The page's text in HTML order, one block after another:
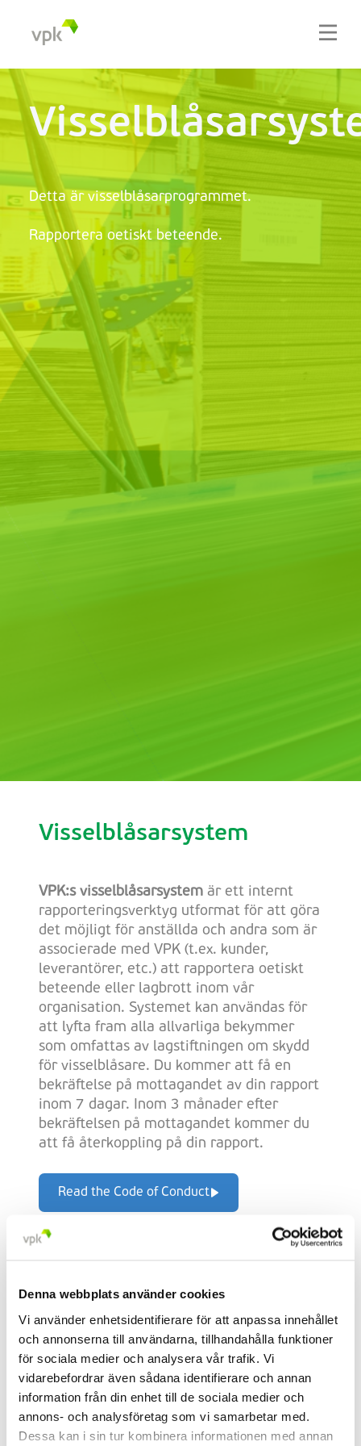
Denna webbplats använder cookies
Vi använder enhetsidentifierare för att anpassa innehållet
och annonserna till användarna, tillhandahålla funktioner
för sociala medier och analysera vår trafik. Vi
vidarebefordrar även sådana identifierare och annan
information från din enhet till de sociala medier och
annons- och analysföretag som vi samarbetar med.
Dessa kan i sin tur kombinera informationen med annan
Detta är visselblåsarprogrammet.
Rapportera oetiskt beteende.
Visselblåsarsystem
VPK:s visselblåsarsystem är ett internt
rapporteringsverktyg utformat för att göra
det möjligt för anställda och andra som är
associerade med VPK (t.ex. kunder,
leverantörer, etc.) att rapportera oetiskt
beteende eller lagbrott inom vår
organisation. Systemet kan användas för
att lyfta fram alla allvarliga bekymmer
som omfattas av lagstiftningen om skydd
för visselblåsare. Du kommer att få en
bekräftelse på mottagandet av din rapport
inom 7 dagar. Inom 3 månader efter
bekräftelsen på mottagandet kommer du
att få återkoppling på din rapport.
Read the Code of Conduct
Du kan välja att rapportera antingen med
offentliggörande av ditt namn och
kontaktuppgifter, eller anonymt. Om du
väljer att offentliggöra ditt
namn/kontaktuppgifter kommer din
identitet endast vara känd för de som tar
emot och hanterar din rapport. Vid